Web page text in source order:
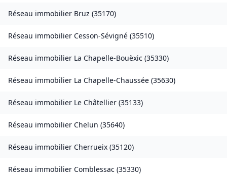
Réseau immobilier Bruz (35170)
Réseau immobilier Cesson-Sévigné (35510)
Réseau immobilier La Chapelle-Bouëxic (35330)
Réseau immobilier La Chapelle-Chaussée (35630)
Réseau immobilier Le Châtellier (35133)
Réseau immobilier Chelun (35640)
Réseau immobilier Cherrueix (35120)
Réseau immobilier Comblessac (35330)